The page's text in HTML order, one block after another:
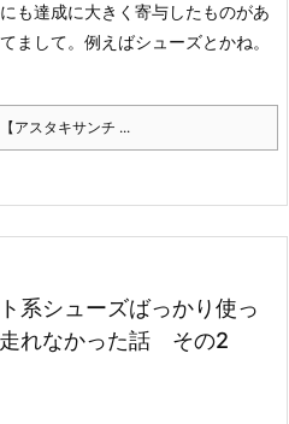
も達成に大きく寄与したものがあ
まして。例えばシューズとかね。
【アスタキサンチ ...
系シューズばっかり使っ
れなかった話 その2